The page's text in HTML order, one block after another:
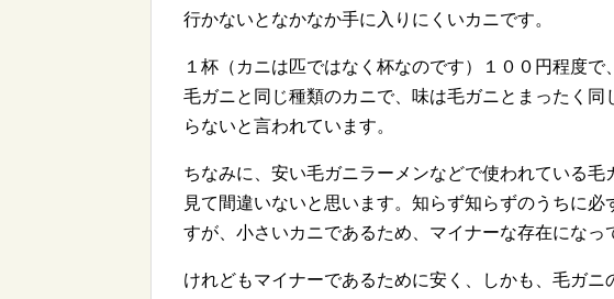
行かないとなかなか手に入りにくいカニです。
１杯（カニは匹ではなく杯なのです）１００円程度で
毛ガニと同じ種類のカニで、味は毛ガニとまったく
らないと言われています。
ちなみに、安い毛ガニラーメンなどで使われている
見て間違いないと思います。知らず知らずのうちに
すが、小さいカニであるため、マイナーな存在になっ
けれどもマイナーであるために安く、しかも、毛ガニ